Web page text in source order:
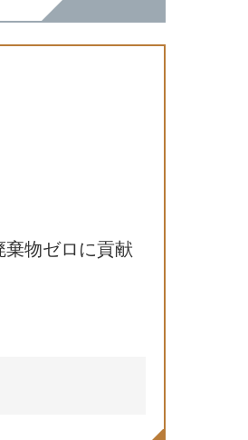
物ゼロに貢献